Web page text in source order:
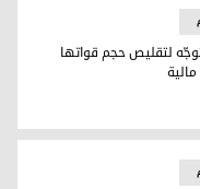
المجموعة بـ سانت
لتقليص حجم قواتها